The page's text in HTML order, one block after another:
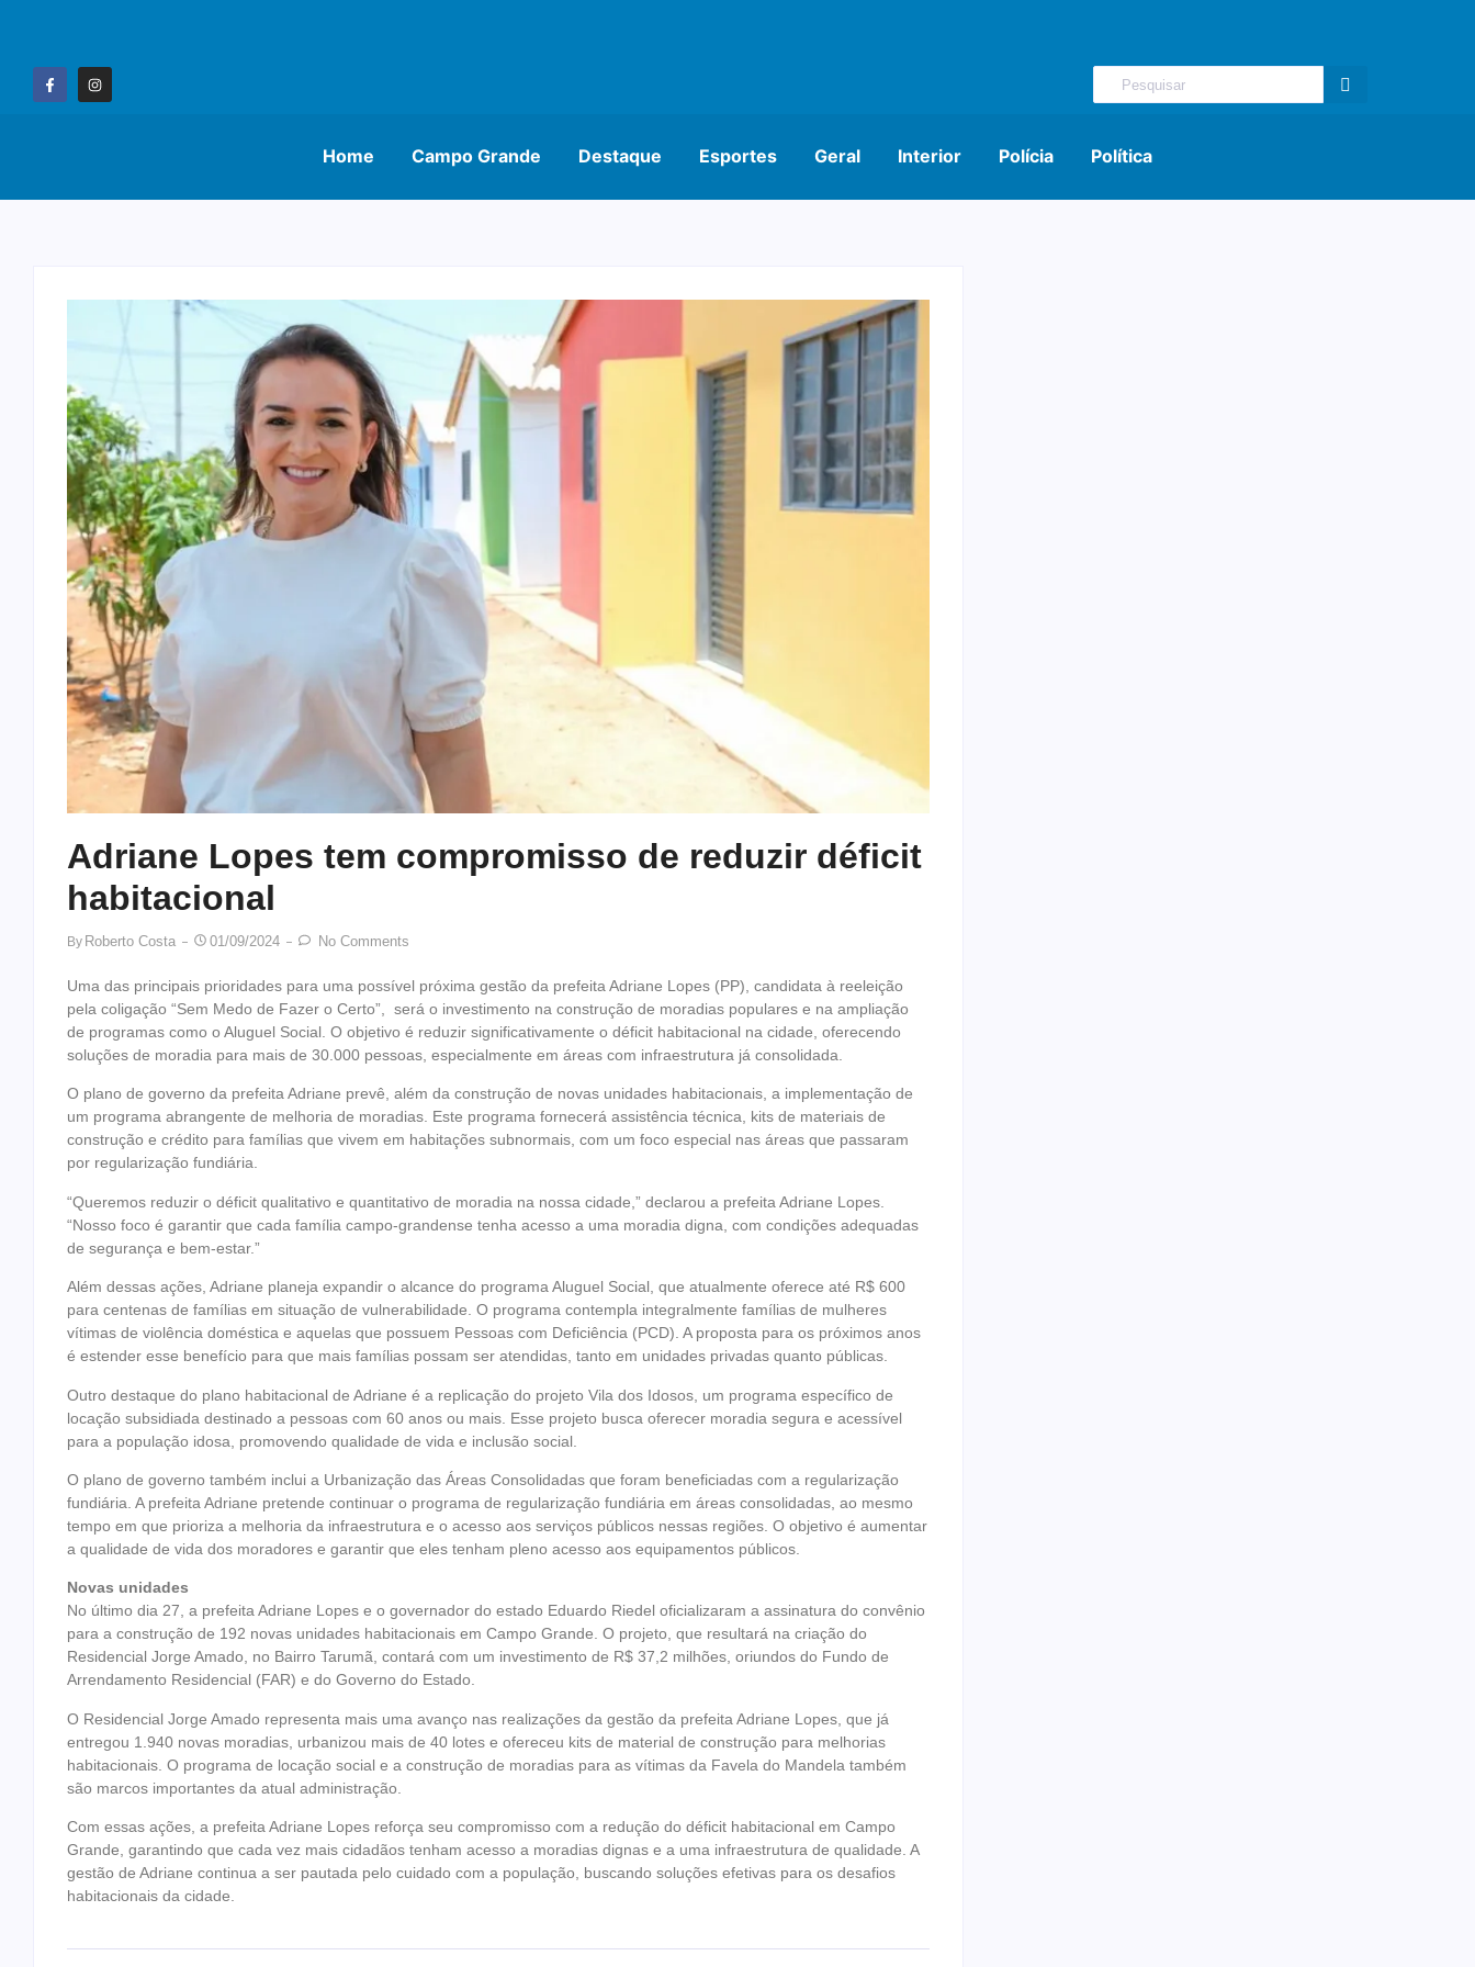
Home Campo Grande Destaque Esportes Geral Interior Polícia Política
Adriane Lopes tem compromisso de reduzir déficit
habitacional
By Roberto Costa 01/09/2024 No Comments
Uma das principais prioridades para uma possível próxima gestão da prefeita Adriane Lopes (PP), candidata à reeleição
pela coligação “Sem Medo de Fazer o Certo”, será o investimento na construção de moradias populares e na ampliação
de programas como o Aluguel Social. O objetivo é reduzir significativamente o déficit habitacional na cidade, oferecendo
soluções de moradia para mais de 30.000 pessoas, especialmente em áreas com infraestrutura já consolidada.
O plano de governo da prefeita Adriane prevê, além da construção de novas unidades habitacionais, a implementação de
um programa abrangente de melhoria de moradias. Este programa fornecerá assistência técnica, kits de materiais de
construção e crédito para famílias que vivem em habitações subnormais, com um foco especial nas áreas que passaram
por regularização fundiária.
“Queremos reduzir o déficit qualitativo e quantitativo de moradia na nossa cidade,” declarou a prefeita Adriane Lopes.
“Nosso foco é garantir que cada família campo-grandense tenha acesso a uma moradia digna, com condições adequadas
de segurança e bem-estar.”
Além dessas ações, Adriane planeja expandir o alcance do programa Aluguel Social, que atualmente oferece até R$ 600
para centenas de famílias em situação de vulnerabilidade. O programa contempla integralmente famílias de mulheres
vítimas de violência doméstica e aquelas que possuem Pessoas com Deficiência (PCD). A proposta para os próximos anos
é estender esse benefício para que mais famílias possam ser atendidas, tanto em unidades privadas quanto públicas.
Outro destaque do plano habitacional de Adriane é a replicação do projeto Vila dos Idosos, um programa específico de
locação subsidiada destinado a pessoas com 60 anos ou mais. Esse projeto busca oferecer moradia segura e acessível
para a população idosa, promovendo qualidade de vida e inclusão social.
O plano de governo também inclui a Urbanização das Áreas Consolidadas que foram beneficiadas com a regularização
fundiária. A prefeita Adriane pretende continuar o programa de regularização fundiária em áreas consolidadas, ao mesmo
tempo em que prioriza a melhoria da infraestrutura e o acesso aos serviços públicos nessas regiões. O objetivo é aumentar
a qualidade de vida dos moradores e garantir que eles tenham pleno acesso aos equipamentos públicos.
Novas unidades
No último dia 27, a prefeita Adriane Lopes e o governador do estado Eduardo Riedel oficializaram a assinatura do convênio
para a construção de 192 novas unidades habitacionais em Campo Grande. O projeto, que resultará na criação do
Residencial Jorge Amado, no Bairro Tarumã, contará com um investimento de R$ 37,2 milhões, oriundos do Fundo de
Arrendamento Residencial (FAR) e do Governo do Estado.
O Residencial Jorge Amado representa mais uma avanço nas realizações da gestão da prefeita Adriane Lopes, que já
entregou 1.940 novas moradias, urbanizou mais de 40 lotes e ofereceu kits de material de construção para melhorias
habitacionais. O programa de locação social e a construção de moradias para as vítimas da Favela do Mandela também
são marcos importantes da atual administração.
Com essas ações, a prefeita Adriane Lopes reforça seu compromisso com a redução do déficit habitacional em Campo
Grande, garantindo que cada vez mais cidadãos tenham acesso a moradias dignas e a uma infraestrutura de qualidade. A
gestão de Adriane continua a ser pautada pelo cuidado com a população, buscando soluções efetivas para os desafios
habitacionais da cidade.